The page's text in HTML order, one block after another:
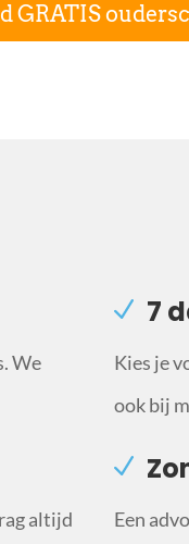
GRATIS
We
7
Kies je
ook bij
altijd
Een